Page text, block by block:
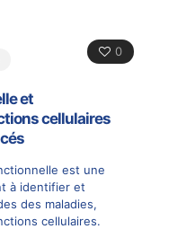
0
et
cellulaires
est une
à identifier et
des maladies,
cellulaires.